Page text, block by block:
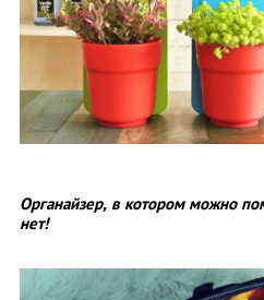
Органайзер, в котором можно
нет!